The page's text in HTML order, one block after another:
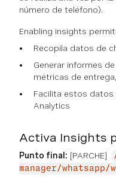
número de teléfono).
Enabling insights
Recopila datos de
Generar informes
métricas de
Facilita estos datos
Analytics
Activa Insights
Punto final: [PARCHE]
manager/